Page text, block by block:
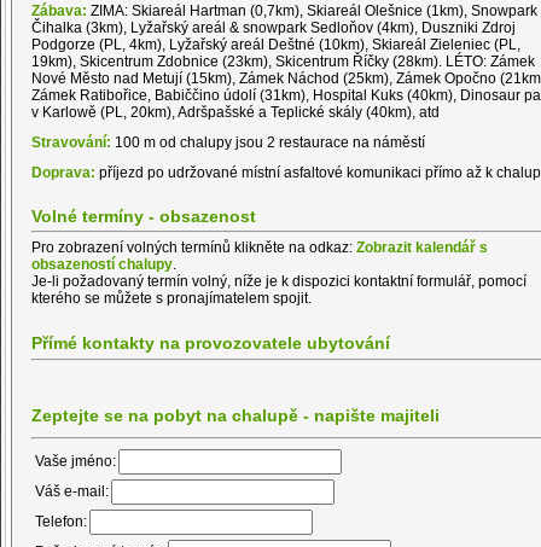
Zábava: ZIMA: Skiareál Hartman (0,7km), Skiareál Olešnice (1km), Snowpark
Čihalka (3km), Lyžařský areál & snowpark Sedloňov (4km), Duszniki Zdroj
Podgorze (PL, 4km), Lyžařský areál Deštné (10km), Skiareál Zieleniec (PL,
19km), Skicentrum Zdobnice (23km), Skicentrum Říčky (28km). LÉTO: Zámek
Nové Město nad Metují (15km), Zámek Náchod (25km), Zámek Opočno
Zámek Ratibořice, Babiččino údolí (31km), Hospital Kuks (40km), Dinosaur
v Karlowě (PL, 20km), Adršpašské a Teplické skály (40km), atd
Stravování: 100 m od chalupy jsou 2 restaurace na náměstí
Doprava: příjezd po udržované místní asfaltové komunikaci přímo až k
Volné termíny - obsazenost
Pro zobrazení volných termínů klikněte na odkaz: Zobrazit kalendář s
obsazeností chalupy.
Je-li požadovaný termín volný, níže je k dispozici kontaktní formulář, pomocí
kterého se můžete s pronajímatelem spojit.
Přímé kontakty na provozovatele ubytování
Zeptejte se na pobyt na chalupě - napište majiteli
Vaše jméno:
Váš e-mail:
Telefon: